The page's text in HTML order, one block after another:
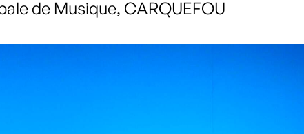
de Musique, CARQUEFOU